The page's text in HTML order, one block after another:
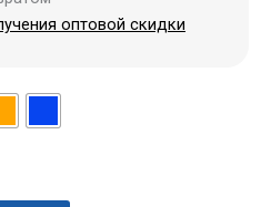
оптовой скидки